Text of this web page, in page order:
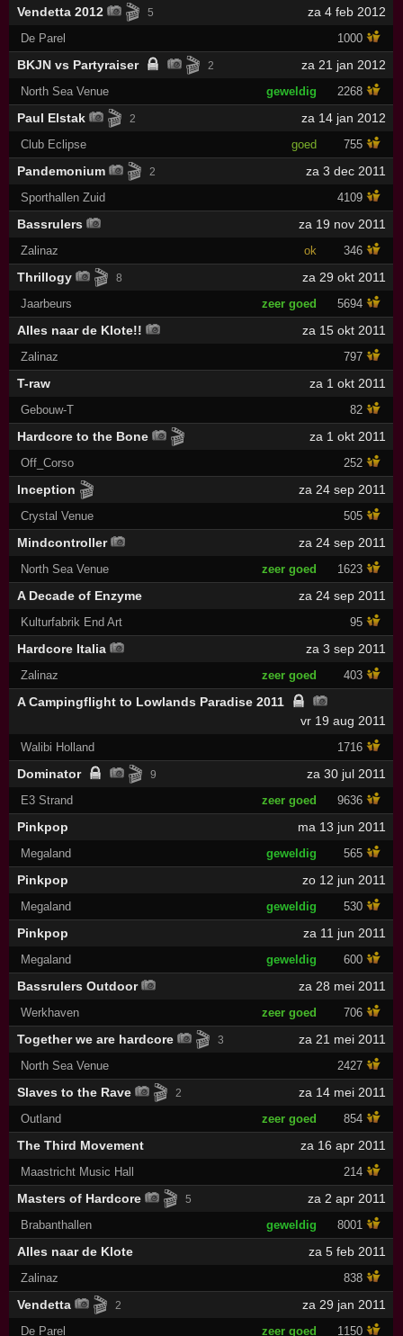
Vendetta 2012 🎬 5 za 4 feb 2012
De Parel 1000
BKJN vs Partyraiser 🎬 2 za 21 jan 2012
North Sea Venue geweldig 2268
Paul Elstak 🎬 2 za 14 jan 2012
Club Eclipse goed 755
Pandemonium 🎬 2 za 3 dec 2011
Sporthallen Zuid 4109
Bassrulers za 19 nov 2011
Zalinaz ok 346
Thrillogy 🎬 8 za 29 okt 2011
Jaarbeurs zeer goed 5694
Alles naar de Klote!! za 15 okt 2011
Zalinaz 797
T-raw za 1 okt 2011
Gebouw-T 82
Hardcore to the Bone 🎬 za 1 okt 2011
Off_Corso 252
Inception 🎬 za 24 sep 2011
Crystal Venue 505
Mindcontroller za 24 sep 2011
North Sea Venue zeer goed 1623
A Decade of Enzyme za 24 sep 2011
Kulturfabrik End Art 95
Hardcore Italia za 3 sep 2011
Zalinaz zeer goed 403
A Campingflight to Lowlands Paradise 2011
vr 19 aug 2011
Walibi Holland 1716
Dominator 🎬 9 za 30 jul 2011
E3 Strand zeer goed 9636
Pinkpop ma 13 jun 2011
Megaland geweldig 565
Pinkpop zo 12 jun 2011
Megaland geweldig 530
Pinkpop za 11 jun 2011
Megaland geweldig 600
Bassrulers Outdoor za 28 mei 2011
Werkhaven zeer goed 706
Together we are hardcore 🎬 3 za 21 mei 2011
North Sea Venue 2427
Slaves to the Rave 🎬 2 za 14 mei 2011
Outland zeer goed 854
The Third Movement za 16 apr 2011
Maastricht Music Hall 214
Masters of Hardcore 🎬 5 za 2 apr 2011
Brabanthallen geweldig 8001
Alles naar de Klote za 5 feb 2011
Zalinaz 838
Vendetta 🎬 2 za 29 jan 2011
De Parel zeer goed 1150